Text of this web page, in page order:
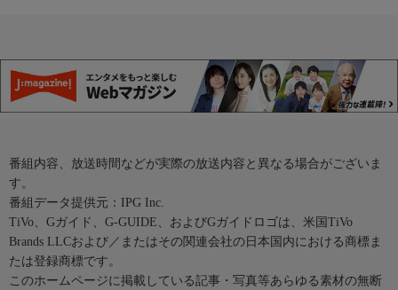
番組内容、放送時間などが実際の放送内容と異なる場合がございま
す。
番組データ提供元：IPG Inc.
TiVo、Gガイド、G-GUIDE、およびGガイドロゴは、米国TiVo
Brands LLCおよび／またはその関連会社の日本国内における商標ま
たは登録商標です。
このホームページに掲載している記事・写真等あらゆる素材の無断